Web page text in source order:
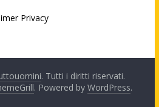
Privacy
. Tutti i diritti riservati.
. Powered by WordPress.